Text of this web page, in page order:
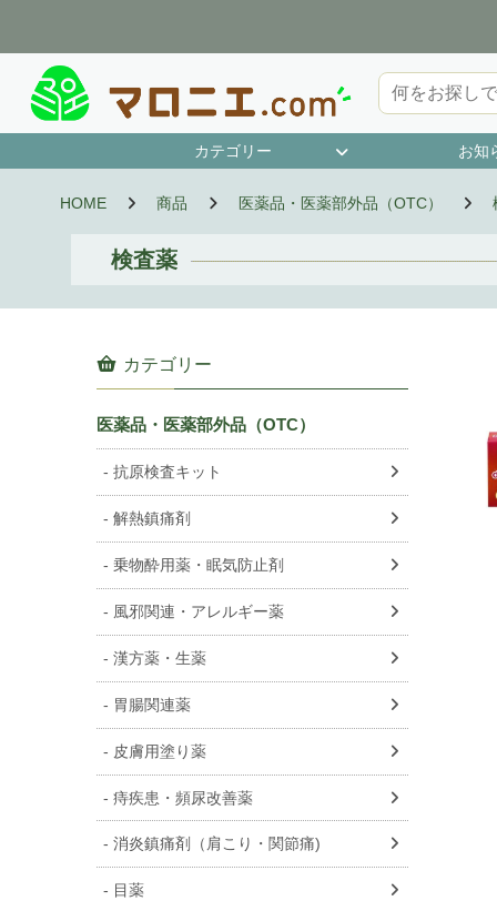
カテゴリー
お知
HOME 商品 医薬品・医薬部外品（OTC）
検査薬
カテゴリー
医薬品・医薬部外品（OTC）
抗原検査キット
解熱鎮痛剤
乗物酔用薬・眠気防止剤
風邪関連・アレルギー薬
漢方薬・生薬
胃腸関連薬
皮膚用塗り薬
痔疾患・頻尿改善薬
消炎鎮痛剤（肩こり・関節痛)
目薬